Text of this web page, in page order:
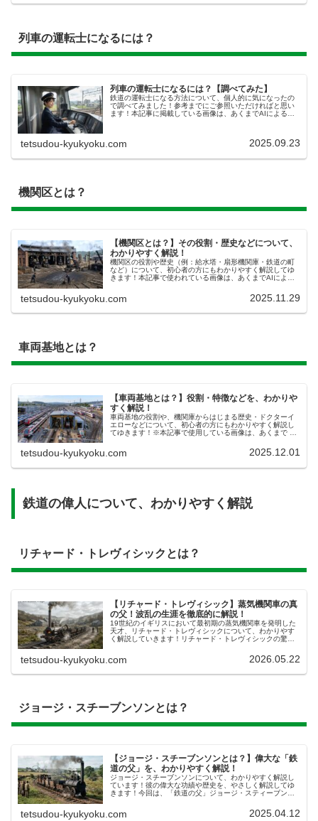
列車の運転士になるには？
列車の運転士になるには？【調べてみた】
鉄道の運転士になる方法について、個人的に気になったの
で調べてみました！参考までにご参照いただければと思い
ます！本記事に掲載している画像は、あくまでAIによるイ
tetsudou-kyukyoku.com 2025.09.23
機関区とは？
【機関区とは？】その役割・歴史などについて、
わかりやすく解説！
機関区の役割や歴史（例：給水塔・扇形機関庫・鉄道の町
など）について、初心者の方にもわかりやすく解説してゆ
きます！本記事で使われている画像は、あくまでAIによる
tetsudou-kyukyoku.com 2025.11.29
車両基地とは？
【車両基地とは？】役割・特徴などを、わかりや
すく解説！
​車両基地の役割や、機関庫からはじまる歴史・ドクターイ
エローなどについて、初心者の方にもわかりやすく解説し
てゆきます！※本記事で使用している画像は、あくまで AI
tetsudou-kyukyoku.com 2025.12.01
鉄道の偉人について、わかりやすく解説
リチャード・トレヴィシックとは？
【リチャード・トレヴィシック】蒸気機関車の真
の父！波乱の生涯を徹底的に解説！
19世紀のイギリスにおいて最初期の蒸気機関車を発明した
天才、​リチャード・トレヴィシックについて、わかりやす
く解説していきます！リチャード・トレヴィシックの驚き
tetsudou-kyukyoku.com 2026.05.22
ジョージ・スチーブンソンとは？
【ジョージ・スチーブンソンとは？】偉大な「鉄
道の父」を、わかりやすく解説！
ジョージ・スチーブンソンについて、わかりやすく解説し
ています！彼の偉大な功績や歴史を、やさしく解説してゆ
きます！今回は、「鉄道の父」ジョージ・スティーブンソ
tetsudou-kyukyoku.com 2025.04.12